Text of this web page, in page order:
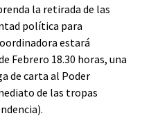
la retirada de las
política para
estará
Febrero 18.30 horas, una
de carta al Poder
de las tropas